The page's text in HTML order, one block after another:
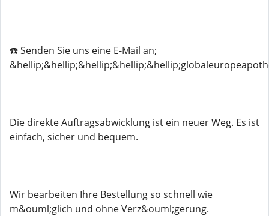
☎️ Senden Sie uns eine E-Mail an;
Die direkte Auftragsabwicklung ist ein neuer Weg. Es ist
einfach, sicher und bequem.
Wir bearbeiten Ihre Bestellung so schnell wie
m&ouml;glich und ohne Verz&ouml;gerung.